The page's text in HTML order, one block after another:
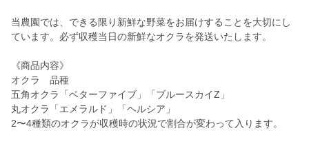
当農園では、できる限り新鮮な野菜をお届けすることを大切にし
ています。必ず収穫当日の新鮮なオクラを発送いたします。
《商品内容》
オクラ 品種
五角オクラ「ベターファイブ」「ブルースカイZ」
丸オクラ「エメラルド」「ヘルシア」
2〜4種類のオクラが収穫時の状況で割合が変わって入ります。